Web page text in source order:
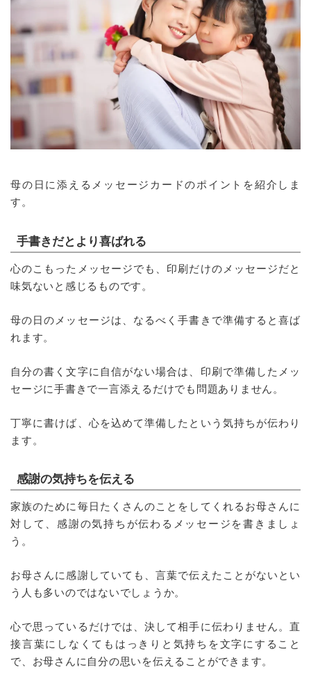
母の日に添えるメッセージカードのポイントを紹介しま
す。
手書きだとより喜ばれる
心のこもったメッセージでも、印刷だけのメッセージだと
味気ないと感じるものです。
母の日のメッセージは、なるべく手書きで準備すると喜ば
れます。
自分の書く文字に自信がない場合は、印刷で準備したメッ
セージに手書きで一言添えるだけでも問題ありません。
丁寧に書けば、心を込めて準備したという気持ちが伝わり
ます。
感謝の気持ちを伝える
家族のために毎日たくさんのことをしてくれるお母さんに
対して、感謝の気持ちが伝わるメッセージを書きましょ
う。
お母さんに感謝していても、言葉で伝えたことがないとい
う人も多いのではないでしょうか。
心で思っているだけでは、決して相手に伝わりません。直
接言葉にしなくてもはっきりと気持ちを文字にすること
で、お母さんに自分の思いを伝えることができます。